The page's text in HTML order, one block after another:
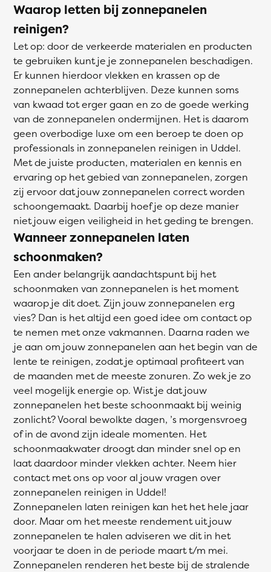
Waarop letten bij zonnepanelen
reinigen?
Let op: door de verkeerde materialen en producten
te gebruiken kunt je je zonnepanelen beschadigen.
Er kunnen hierdoor vlekken en krassen op de
zonnepanelen achterblijven. Deze kunnen soms
van kwaad tot erger gaan en zo de goede werking
van de zonnepanelen ondermijnen. Het is daarom
geen overbodige luxe om een beroep te doen op
professionals in zonnepanelen reinigen in Uddel.
Met de juiste producten, materialen en kennis en
ervaring op het gebied van zonnepanelen, zorgen
zij ervoor dat jouw zonnepanelen correct worden
schoongemaakt. Daarbij hoef je op deze manier
niet jouw eigen veiligheid in het geding te brengen.
Wanneer zonnepanelen laten
schoonmaken?
Een ander belangrijk aandachtspunt bij het
schoonmaken van zonnepanelen is het moment
waarop je dit doet. Zijn jouw zonnepanelen erg
vies? Dan is het altijd een goed idee om contact op
te nemen met onze vakmannen. Daarna raden we
je aan om jouw zonnepanelen aan het begin van de
lente te reinigen, zodat je optimaal profiteert van
de maanden met de meeste zonuren. Zo wek je zo
veel mogelijk energie op. Wist je dat jouw
zonnepanelen het beste schoonmaakt bij weinig
zonlicht? Vooral bewolkte dagen, ’s morgensvroeg
of in de avond zijn ideale momenten. Het
schoonmaakwater droogt dan minder snel op en
laat daardoor minder vlekken achter. Neem hier
contact met ons op voor al jouw vragen over
zonnepanelen reinigen in Uddel!
Zonnepanelen laten reinigen kan het het hele jaar
door. Maar om het meeste rendement uit jouw
zonnepanelen te halen adviseren we dit in het
voorjaar te doen in de periode maart t/m mei.
Zonnepanelen renderen het beste bij de stralende